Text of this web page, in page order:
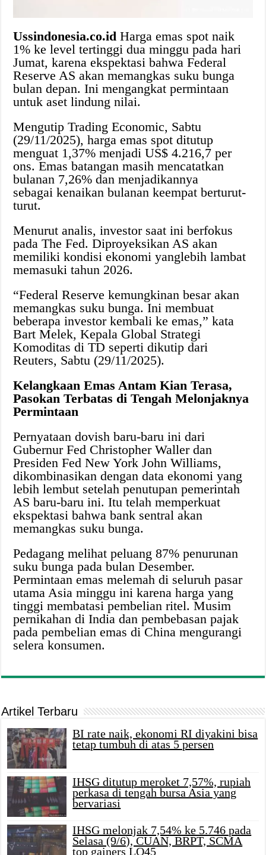
Ussindonesia.co.idHarga emas spot naik
1% ke level tertinggi dua minggu pada hari
Jumat, karena ekspektasi bahwa Federal
Reserve AS akan memangkas suku bunga
bulan depan. Ini mengangkat permintaan
untuk aset lindung nilai.
Mengutip Trading Economic, Sabtu
(29/11/2025), harga emas spot ditutup
menguat 1,37% menjadi US$ 4.216,7 per
ons. Emas batangan masih mencatatkan
bulanan 7,26% dan menjadikannya
sebagai kenaikan bulanan keempat berturut-
turut.
Menurut analis, investor saat ini berfokus
pada The Fed. Diproyeksikan AS akan
memiliki kondisi ekonomi yanglebih lambat
memasuki tahun 2026.
“Federal Reserve kemungkinan besar akan
memangkas suku bunga. Ini membuat
beberapa investor kembali ke emas,” kata
Bart Melek, Kepala Global Strategi
Komoditas di TD seperti dikutip dari
Reuters, Sabtu (29/11/2025).
Kelangkaan Emas Antam Kian Terasa,
Pasokan Terbatas di Tengah Melonjaknya
Permintaan
Pernyataan dovish baru-baru ini dari
Gubernur Fed Christopher Waller dan
Presiden Fed New York John Williams,
dikombinasikan dengan data ekonomi yang
lebih lembut setelah penutupan pemerintah
AS baru-baru ini. Itu telah memperkuat
ekspektasi bahwa bank sentral akan
memangkas suku bunga.
Pedagang melihat peluang 87% penurunan
suku bunga pada bulan Desember.
Permintaan emas melemah di seluruh pasar
utama Asia minggu ini karena harga yang
tinggi membatasi pembelian ritel. Musim
pernikahan di India dan pembebasan pajak
pada pembelian emas di China mengurangi
selera konsumen.
Artikel Terbaru
BI rate naik, ekonomi RI diyakini bisa
tetap tumbuh di atas 5 persen
IHSG ditutup meroket 7,57%, rupiah
perkasa di tengah bursa Asia yang
bervariasi
IHSG melonjak 7,54% ke 5.746 pada
Selasa (9/6), CUAN, BRPT, SCMA
top gainers LQ45